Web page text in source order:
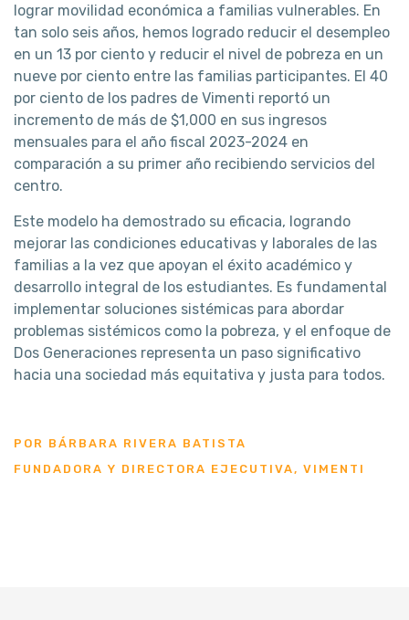
lograr movilidad económica a familias vulnerables. En
tan solo seis años, hemos logrado reducir el desempleo
en un 13 por ciento y reducir el nivel de pobreza en un
nueve por ciento entre las familias participantes. El 40
por ciento de los padres de Vimenti reportó un
incremento de más de $1,000 en sus ingresos
mensuales para el año fiscal 2023-2024 en
comparación a su primer año recibiendo servicios del
centro.
Este modelo ha demostrado su eficacia, logrando
mejorar las condiciones educativas y laborales de las
familias a la vez que apoyan el éxito académico y
desarrollo integral de los estudiantes. Es fundamental
implementar soluciones sistémicas para abordar
problemas sistémicos como la pobreza, y el enfoque de
Dos Generaciones representa un paso significativo
hacia una sociedad más equitativa y justa para todos.
POR BÁRBARA RIVERA BATISTA
FUNDADORA Y DIRECTORA EJECUTIVA, VIMENTI